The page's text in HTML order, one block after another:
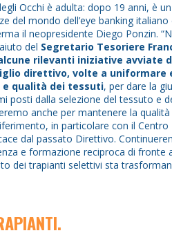
Occhi è adulta: dopo 19 anni, è
del mondo dell’eye banking italiano
il neopresidente Diego Ponzin.
del Segretario Tesoriere
rilevanti iniziative avviate
direttivo, volte a uniformare
e qualità dei tessuti, per dare la
posti dalla selezione del tessuto e
anche per mantenere la qualità
in particolare con il Centro
dal passato Direttivo.
e formazione reciproca di fronte
dei trapianti selettivi sta